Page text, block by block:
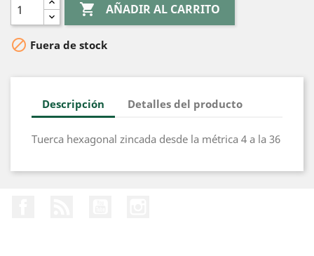
 AÑADIR AL CARRITO
 Fuera de stock
Descripción Detalles del producto
Tuerca hexagonal zincada desde la métrica 4 a la 36